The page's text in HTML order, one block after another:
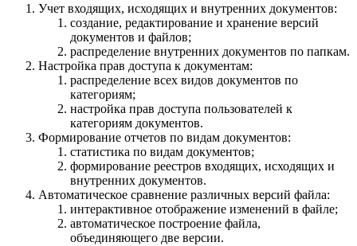
Учет входящих, исходящих и внутренних документов:
создание, редактирование и хранение версий
документов и файлов;
распределение внутренних документов по папкам.
Настройка прав доступа к документам:
распределение всех видов документов по
категориям;
настройка прав доступа пользователей к
категориям документов.
Формирование отчетов по видам документов:
статистика по видам документов;
формирование реестров входящих, исходящих и
внутренних документов.
Автоматическое сравнение различных версий файла:
интерактивное отображение изменений в файле;
автоматическое построение файла,
объединяющего две версии.